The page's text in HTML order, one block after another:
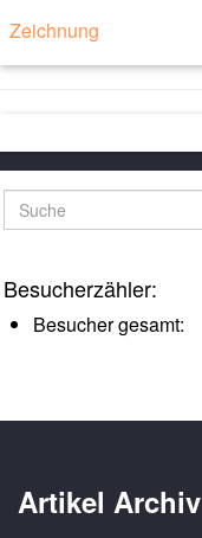
Zeichnung
Suche
Besucherzähler:
Besucher gesamt:
Artikel Archiv